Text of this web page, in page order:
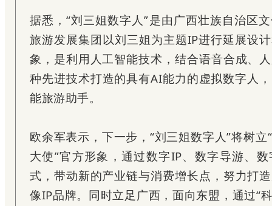
据悉，“刘三姐数字人”是由广西壮族自治区
旅游发展集团以刘三姐为主题IP进行延展设
象，是利用人工智能技术，结合语音合成、
种先进技术打造的具有AI能力的虚拟数字人
能旅游助手。
欧余军表示，下一步，“刘三姐数字人”将树
大使”官方形象，通过数字IP、数字导游、
式，带动新的产业链与消费增长点，努力打
像IP品牌。同时立足广西，面向东盟，通过“